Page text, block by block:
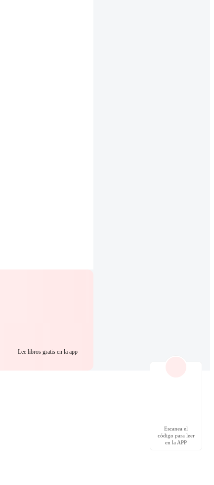
Lee libros gratis en la app
Escanea el
código para leer
en la APP